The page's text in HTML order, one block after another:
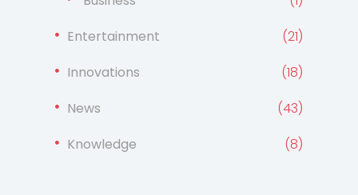
Entertainment
(21)
Innovations
(18)
News
(43)
Knowledge
(8)